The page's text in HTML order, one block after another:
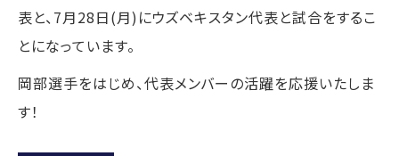
表と、7月28日(月)にウズベキスタン代表と試合をするこ
とになっています。
岡部選手をはじめ、代表メンバーの活躍を応援いたしま
す！